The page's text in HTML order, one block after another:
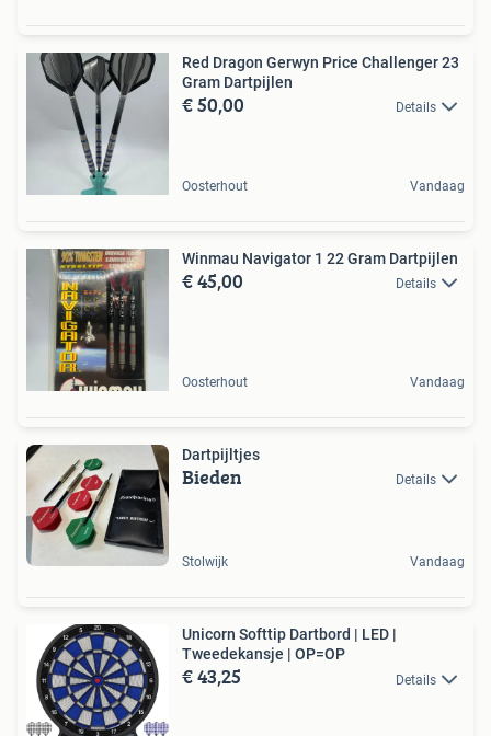
Red Dragon Gerwyn Price Challenger 23
Gram Dartpijlen
€ 50,00 Details
Oosterhout Vandaag
Winmau Navigator 1 22 Gram Dartpijlen
€ 45,00 Details
Oosterhout Vandaag
Dartpijltjes
Bieden Details
Stolwijk Vandaag
Unicorn Softtip Dartbord | LED |
Tweedekansje | OP=OP
€ 43,25 Details